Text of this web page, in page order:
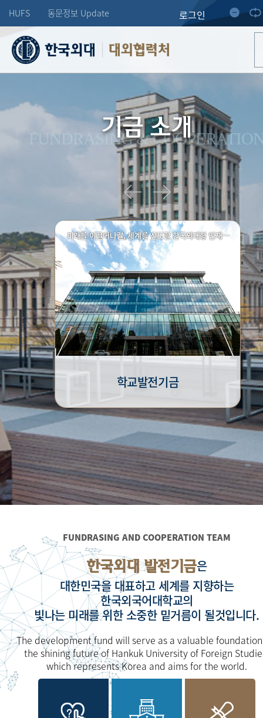
HUFS 동문정보 Update 로그인
대외협력처
기금 소개
FUNDRASING &
미래를 이끌어나갈, 세계를 선도할 한국외대형 인재양성
학교발전기금
FUNDRASING AND COOPERATION TEAM
한국외대 발전기금은
대한민국을 대표하고 세계를 지향하는
한국외국어대학교의
빛나는 미래를 위한 소중한 밑거름이 될것입니다.
The development fund will serve as a valuable
the shining future of Hankuk University of Foreign
which represents Korea and aims for the world.